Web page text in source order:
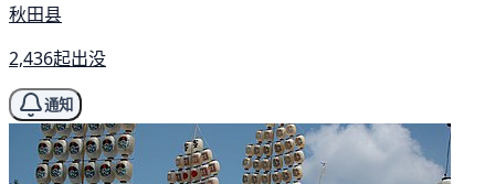
秋田县
2,436起出没
通知